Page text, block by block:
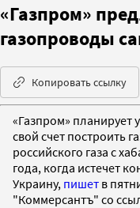
«Газпром»
газопроводы
Копировать ссылку
«Газпром» планирует
свой счет построить
российского газа с
года, когда истечет
Украину, пишет в
"Коммерсантъ" со